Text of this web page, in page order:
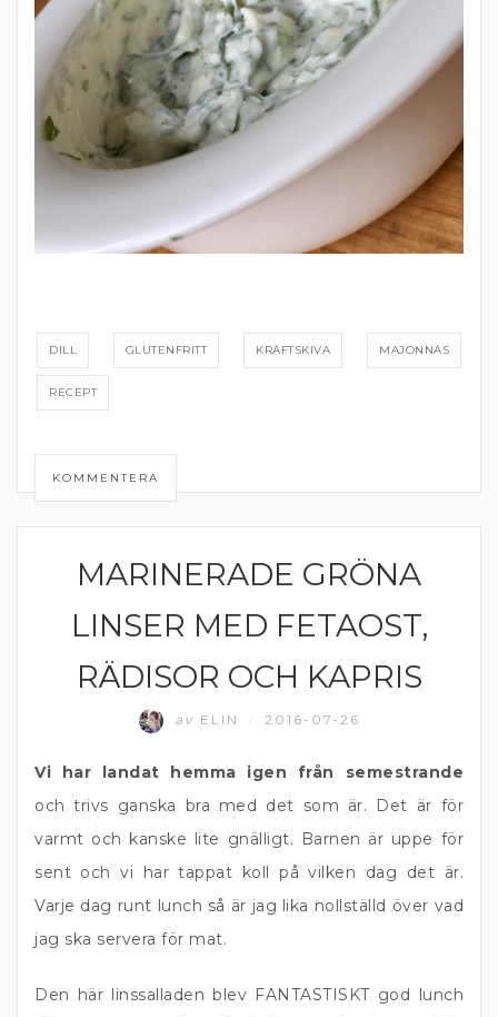
DILL GLUTENFRITT KRÄFTSKIVA MAJONNÄS
RECEPT
KOMMENTERA
GRÖNA TILLBEHÖR
MARINERADE GRÖNA
LINSER MED FETAOST,
RÄDISOR OCH KAPRIS
av ELIN 2016-07-26
Vi har landat hemma igen från semestrande
och trivs ganska bra med det som är. Det är för
varmt och kanske lite gnälligt. Barnen är uppe för
sent och vi har tappat koll på vilken dag det är.
Varje dag runt lunch så är jag lika nollställd över vad
jag ska servera för mat.
Den här linssalladen blev FANTASTISKT god lunch